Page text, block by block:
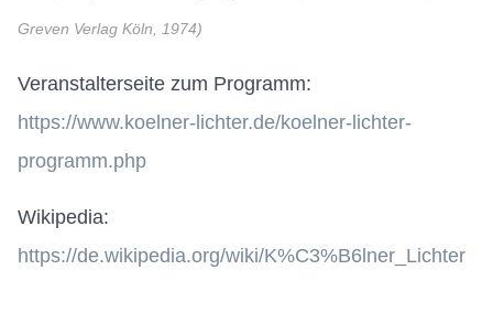
Greven Verlag Köln, 1974)
Veranstalterseite zum Programm:
https://www.koelner-lichter.de/koelner-lichter-
programm.php
Wikipedia:
https://de.wikipedia.org/wiki/K%C3%B6lner_Lichter